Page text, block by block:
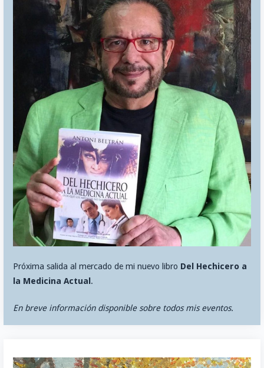
Próxima salida al mercado de mi nuevo libro Del Hechicero a
la Medicina Actual.
En breve información disponible sobre todos mis eventos.